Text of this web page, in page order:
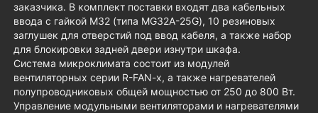
заказчика. В комплект поставки входят два кабельных
ввода с гайкой М32 (типа MG32A-25G), 10 резиновых
заглушек для отверстий под ввод кабеля, а также набор
для блокировки задней двери изнутри шкафа.
Система микроклимата состоит из модулей
вентиляторных серии R-FAN-x, а также нагревателей
полупроводниковых общей мощностью от 250 до 800 Вт.
Управление модульными вентиляторами и нагревателями